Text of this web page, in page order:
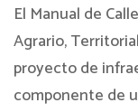
El Manual de
Agrario,
proyecto de
componente de